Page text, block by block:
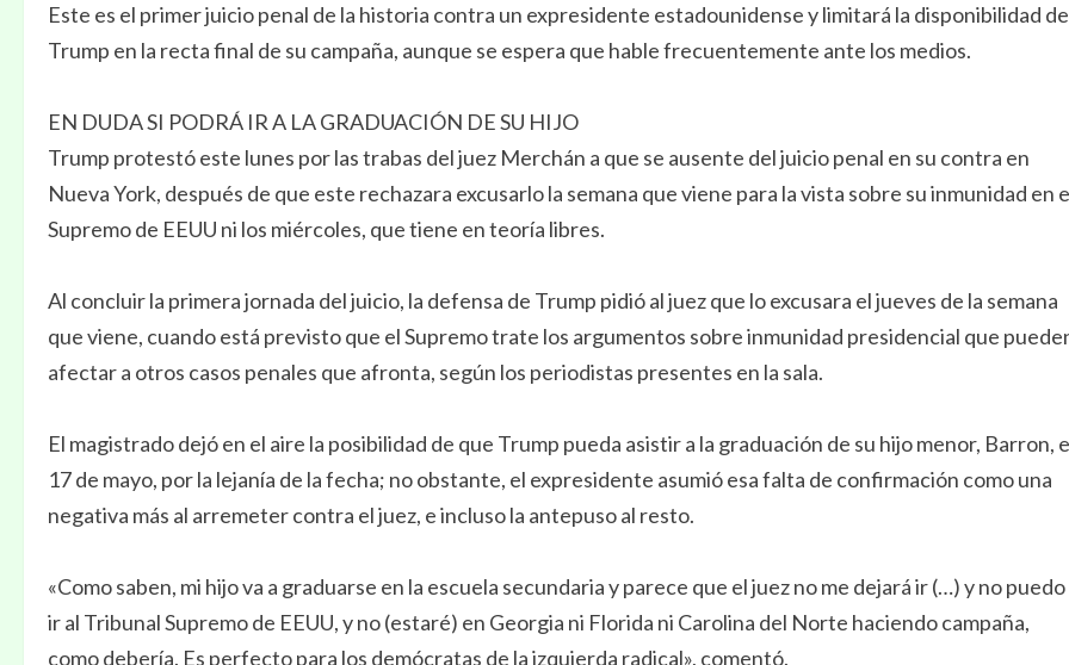
Este es el primer juicio penal de la historia contra un expresidente estadounidense y limitará la disponibilidad de
Trump en la recta final de su campaña, aunque se espera que hable frecuentemente ante los medios.
EN DUDA SI PODRÁ IR A LA GRADUACIÓN DE SU HIJO
Trump protestó este lunes por las trabas del juez Merchán a que se ausente del juicio penal en su contra en
Nueva York, después de que este rechazara excusarlo la semana que viene para la vista sobre su inmunidad en
Supremo de EEUU ni los miércoles, que tiene en teoría libres.
Al concluir la primera jornada del juicio, la defensa de Trump pidió al juez que lo excusara el jueves de la semana
que viene, cuando está previsto que el Supremo trate los argumentos sobre inmunidad presidencial que
afectar a otros casos penales que afronta, según los periodistas presentes en la sala.
El magistrado dejó en el aire la posibilidad de que Trump pueda asistir a la graduación de su hijo menor, Barron,
17 de mayo, por la lejanía de la fecha; no obstante, el expresidente asumió esa falta de confirmación como una
negativa más al arremeter contra el juez, e incluso la antepuso al resto.
«Como saben, mi hijo va a graduarse en la escuela secundaria y parece que el juez no me dejará ir (…) y no puedo
ir al Tribunal Supremo de EEUU, y no (estaré) en Georgia ni Florida ni Carolina del Norte haciendo campaña,
como debería. Es perfecto para los demócratas de la izquierda radical», comentó.